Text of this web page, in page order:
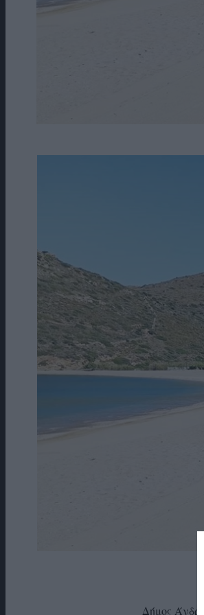
Δήμος